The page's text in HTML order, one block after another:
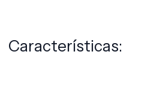
Características: